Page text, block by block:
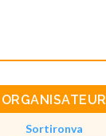
ORGANISATEUR
Sortironva